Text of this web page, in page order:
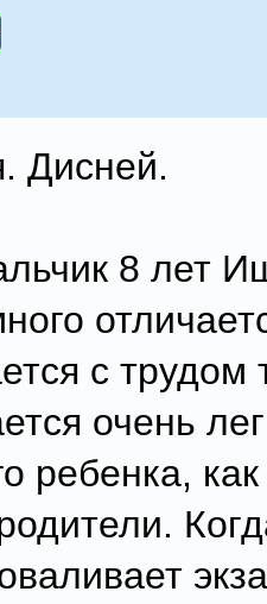
Дисней.
8 лет
с трудом
очень
ребенка, как